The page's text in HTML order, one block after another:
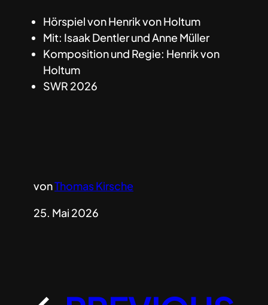
Hörspiel von Henrik von Holtum
Mit: Isaak Dentler und Anne Müller
Komposition und Regie: Henrik von
Holtum
SWR 2026
vonThomas Kirsche
25. Mai 2026